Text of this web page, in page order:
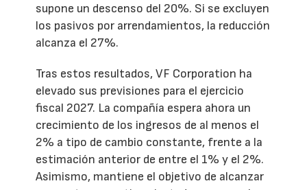
supone un descenso del 20%. Si se excluyen
los pasivos por arrendamientos, la reducción
alcanza el 27%.
Tras estos resultados, VF Corporation ha
elevado sus previsiones para el ejercicio
fiscal 2027. La compañía espera ahora un
crecimiento de los ingresos de al menos el
2% a tipo de cambio constante, frente a la
estimación anterior de entre el 1% y el 2%.
Asimismo, mantiene el objetivo de alcanzar